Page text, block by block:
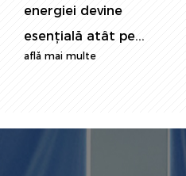
potențialul de
durabilitate în sistemul
de energie de
astăzi, monit...
află mai multe